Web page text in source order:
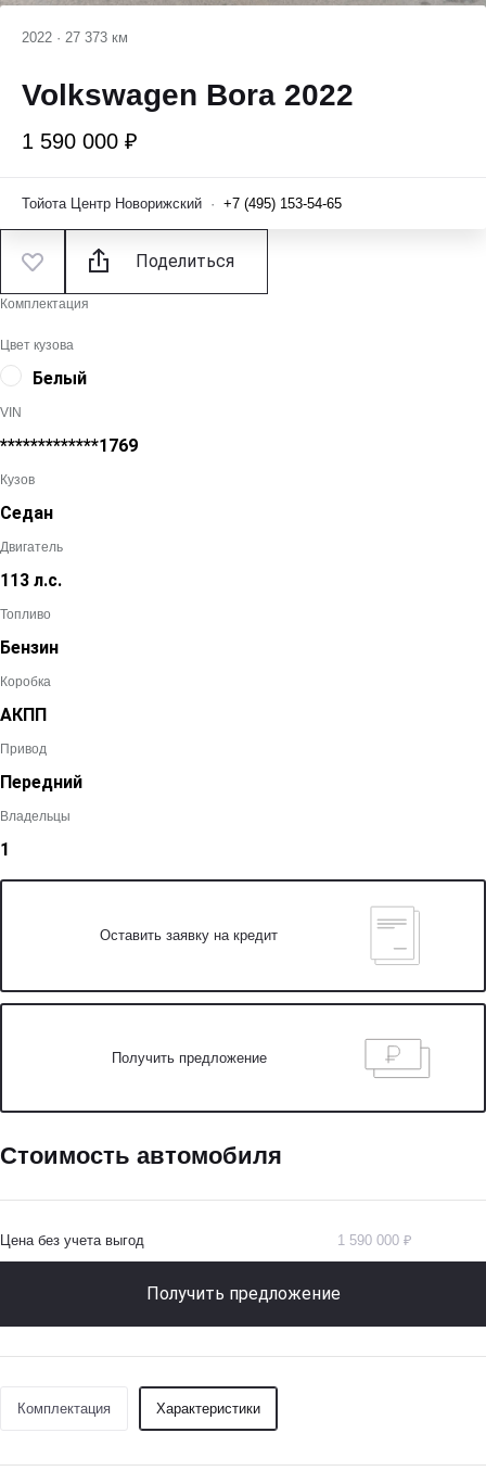
2022 · 27 373 км
Volkswagen Bora 2022
1 590 000 ₽
Тойота Центр Новорижский · +7 (495) 153-54-65
Поделиться
Комплектация
Цвет кузова
Белый
VIN
*************1769
Кузов
Седан
Двигатель
113 л.с.
Топливо
Бензин
Коробка
АКПП
Привод
Передний
Владельцы
1
Оставить заявку на кредит
Получить предложение
Стоимость автомобиля
Цена без учета выгод 1 590 000 ₽
Получить предложение
Комплектация Характеристики